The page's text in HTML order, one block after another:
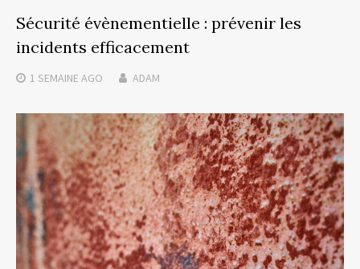
Sécurité évènementielle : prévenir les
incidents efficacement
1 SEMAINE AGO ADAM